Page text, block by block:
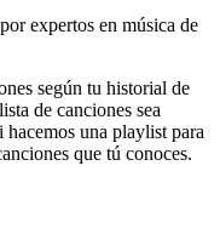
expertos en música de
según tu historial de
de canciones sea
una playlist para
que tú conoces.